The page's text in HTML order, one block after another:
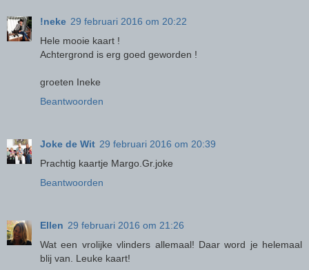
!neke 29 februari 2016 om 20:22
Hele mooie kaart !
Achtergrond is erg goed geworden !
groeten Ineke
Beantwoorden
Joke de Wit 29 februari 2016 om 20:39
Prachtig kaartje Margo.Gr.joke
Beantwoorden
Ellen 29 februari 2016 om 21:26
Wat een vrolijke vlinders allemaal! Daar word je helemaal
blij van. Leuke kaart!